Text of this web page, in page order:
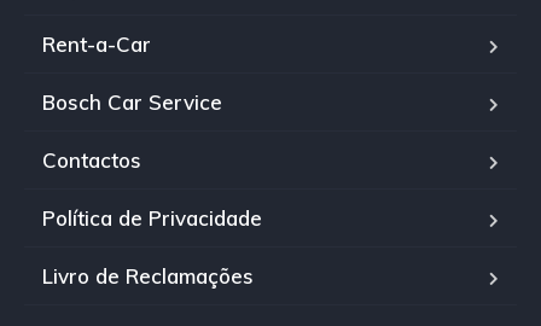
Rent-a-Car
Bosch Car Service
Contactos
Política de Privacidade
Livro de Reclamações